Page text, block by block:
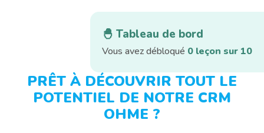
PRÊT À DÉCOUVRIR TOUT LE
POTENTIEL DE NOTRE CRM
OHME ?
🐣 Tableau de bord
Vous avez débloqué 0 leçon sur 10